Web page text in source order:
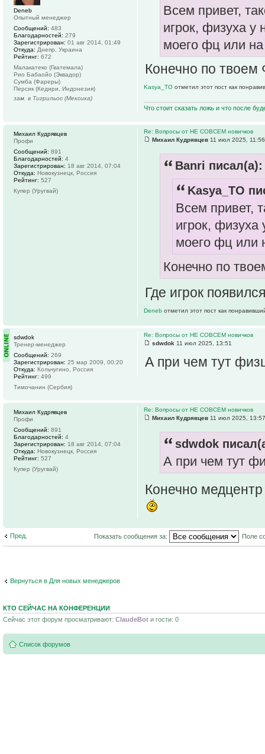
Всем привет,
игрок, физуха у
моего фц или на
Конечно по
Kasya_TO отметил этот пост как
Что стоит сказать ложь и что после
Deneb
Опытный менеджер
Сообщений: 483
Благодарностей: 279
Зарегистрирован: 01 авг 2014, 01:49
Откуда: Днепр, Украина
Рейтинг: 672
Малакатеко (Гватемала)
Рио Бабаойо (Эквадор)
Сумба (Фареры)
Персик (Кедири, Индонезия)
зам. в Тигрильос (Мексика)
Re: Вопросы от НЕ СОВСЕМ новичков
Михаил Кудрявцев 11 июл 2025, 11:56
Banri писал(а):
Kasya_TO
Всем привет,
игрок,
моего фц или
Конечно по
Где игрок
Deneb отметил этот пост как
Михаил Кудрявцев
Профи
Сообщений: 891
Благодарностей: 4
Зарегистрирован: 18 авг 2014, 07:04
Откуда: Новокузнецк, Россия
Рейтинг: 527
Купер (Уругвай)
Re: Вопросы от НЕ СОВСЕМ новичков
sdwdok 11 июл 2025, 13:51
А при чем тут
sdwdok
Тренер-менеджер
Сообщений: 269
Зарегистрирован: 25 мар 2009, 00:20
Откуда: Кольчугино, Россия
Рейтинг: 499
Тимочанин (Сербия)
Re: Вопросы от НЕ СОВСЕМ новичков
Михаил Кудрявцев 11 июл 2025, 13:57
sdwdok
А при чем тут
Конечно
Михаил Кудрявцев
Профи
Сообщений: 891
Благодарностей: 4
Зарегистрирован: 18 авг 2014, 07:04
Откуда: Новокузнецк, Россия
Рейтинг: 527
Купер (Уругвай)
Пред. Показать сообщения за: Поле
Вернуться в Для новых менеджеров
КТО СЕЙЧАС НА КОНФЕРЕНЦИИ
Сейчас этот форум просматривают: ClaudeBot и гости: 0
Список форумов